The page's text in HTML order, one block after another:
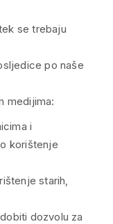
se trebaju
po naše
medijima:
i
korištenje
starih,
dozvolu za